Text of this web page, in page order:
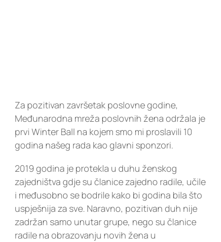
Za pozitivan završetak poslovne godine,
Međunarodna mreža poslovnih žena održala je
prvi Winter Ball na kojem smo mi proslavili 10
godina našeg rada kao glavni sponzori.
2019 godina je protekla u duhu ženskog
zajedništva gdje su članice zajedno radile, učile
i međusobno se bodrile kako bi godina bila što
uspješnija za sve. Naravno, pozitivan duh nije
zadržan samo unutar grupe, nego su članice
radile na obrazovanju novih žena u